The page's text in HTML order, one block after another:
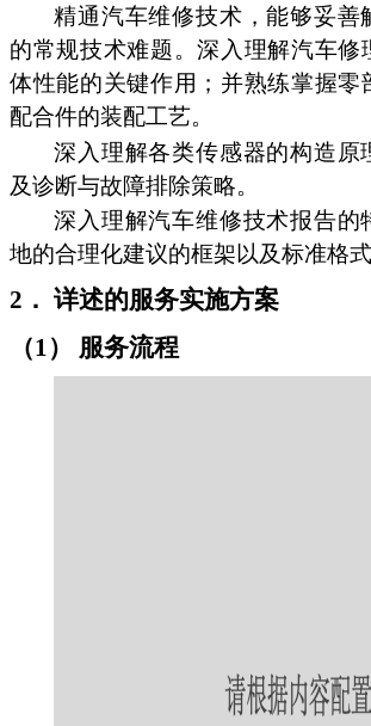
精通汽车维修技术，能够妥善
的常规技术难题。深入理解汽车修
体性能的关键作用；并熟练掌握零
配合件的装配工艺。
深入理解各类传感器的构造原
及诊断与故障排除策略。
深入理解汽车维修技术报告的
地的合理化建议的框架以及标准格式
2． 详述的服务实施方案
（1） 服务流程